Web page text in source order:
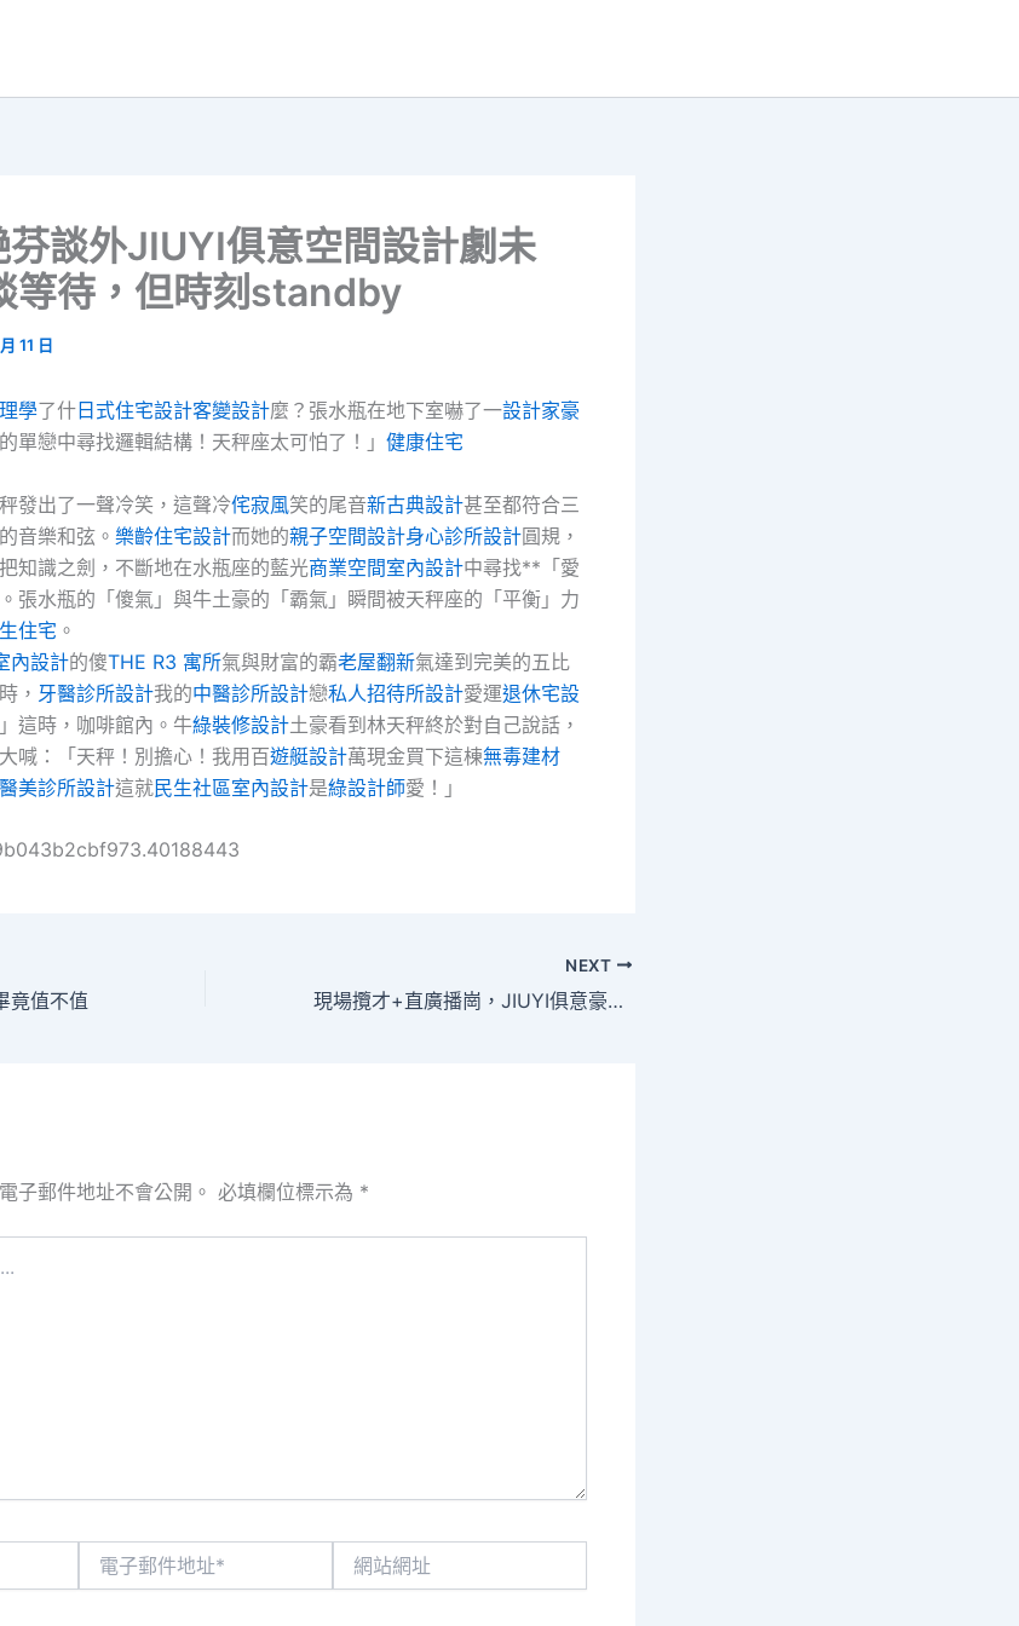
芬談外JIUYI俱意空間設計劇未
等待，但時刻standby
11 日
學了什 日式住宅設計客變設計麼？張水瓶在地下室嚇了一設計家豪
單戀中尋找邏輯結構！天秤座太可怕了！」 健康住宅
發出了一聲冷笑，這聲冷侘寂風笑的尾音新古典設計甚至都符合三
音樂和弦。 樂齡住宅設計而她的親子空間設計身心診所設計圓規，
知識之劍，不斷地在水瓶座的藍光商業空間室內設計中尋找**「愛
張水瓶的「傻氣」與牛土豪的「霸氣」瞬間被天秤座的「平衡」力
住宅 。
內設計的傻THE R3 寓所氣與財富的霸老屋翻新氣達到完美的五比
， 牙醫診所設計我的中醫診所設計戀私人招待所設計愛運退休宅設
這時，咖啡館內。牛綠裝修設計土豪看到林天秤終於對自己說話，
大喊：「天秤！別擔心！我用百遊艇設計萬現金買下這棟無毒建材
醫美診所設計這就民生社區室內設計是綠設計師愛！」
竟值不值
NEXT
現場攬才+直廣播崗，JIUYI俱意豪宅設計廣州海珠這場僱用會供給就業職位192個
子郵件地址不會公開。 必填欄位標示為 *